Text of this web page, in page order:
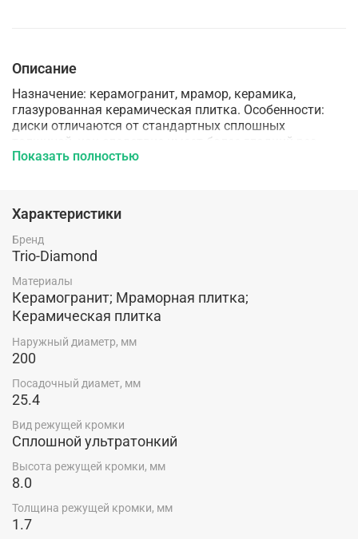
Описание
Назначение: керамогранит, мрамор, керамика,
глазурованная керамическая плитка. Особенности:
диски отличаются от стандартных сплошных
толщиной, как следствие имеет более гладкий рез.
Применяется с водяным охлаждением. Технология
Показать полностью
Характеристики
Бренд
Trio-Diamond
Материалы
Керамогранит; Мраморная плитка;
Керамическая плитка
Наружный диаметр, мм
200
Посадочный диамет, мм
25.4
Вид режущей кромки
Сплошной ультратонкий
Высота режущей кромки, мм
8.0
Толщина режущей кромки, мм
1.7